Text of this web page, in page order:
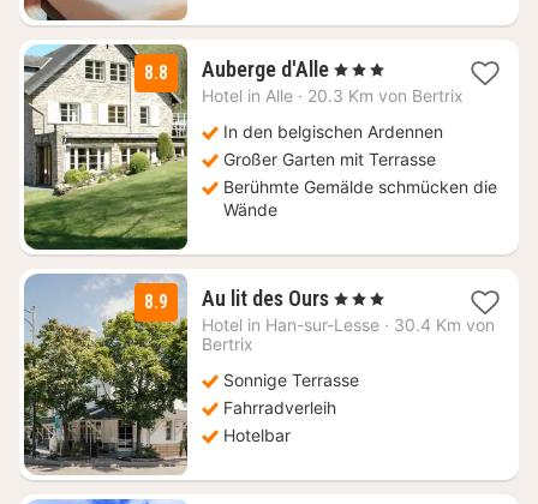
8.8 Auberge d'Alle1
Nacht
154
€
, 3 Sterne
Hotel in Alle · 20.3 Km von Bertrix
In den belgischen Ardennen
Großer Garten mit Terrasse
Berühmte Gemälde schmücken die
Wände
8.9 Au lit des Ours1
Nacht
€
, 3 Sterne
Hotel in Han-sur-Lesse · 30.4 Km von
Bertrix
Sonnige Terrasse
Fahrradverleih
Hotelbar